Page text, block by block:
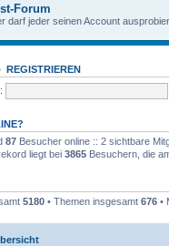
Forum
darf jeder seinen Account
REGISTRIEREN
87 Besucher online :: 2 sichtbare
liegt bei 3865 Besuchern, die
5180 • Themen insgesamt 676 •